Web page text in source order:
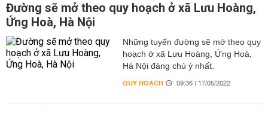
Đường sẽ mở theo quy hoạch ở xã Lưu Hoàng,
Ứng Hoà, Hà Nội
Những tuyến đường sẽ mở theo quy
hoạch ở xã Lưu Hoàng, Ứng Hoà,
Hà Nội đáng chú ý nhất.
QUY HOẠCH 09:36 | 17/05/2022